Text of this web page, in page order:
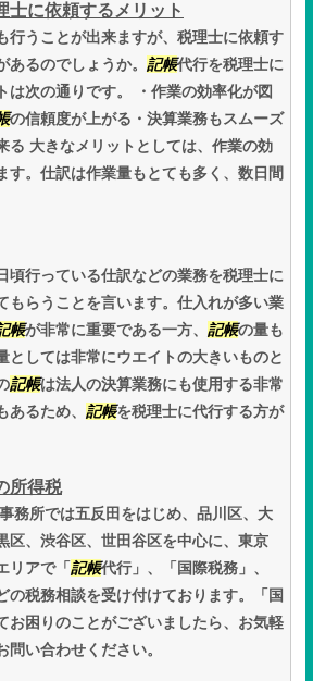
士に依頼するメリット
行うことが出来ますが、税理士に依頼す
あるのでしょうか。 記帳代行を税理士に
は次の通りです。 ・作業の効率化が図
の信頼度が上がる・決算業務もスムーズ
る 大きなメリットとしては、作業の効
す。仕訳は作業量もとても多く、数日間
頃行っている仕訳などの業務を税理士に
もらうことを言います。仕入れが多い業
帳が非常に重要である一方、 記帳の量も
としては非常にウエイトの大きいものと
記帳は法人の決算業務にも使用する非常
あるため、 記帳を税理士に代行する方が
所得税
務所では五反田をはじめ、品川区、大
区、渋谷区、世田谷区を中心に、東京
リアで「 記帳代行」、「国際税務」、
の税務相談を受け付けております。「国
お困りのことがございましたら、お気軽
問い合わせください。